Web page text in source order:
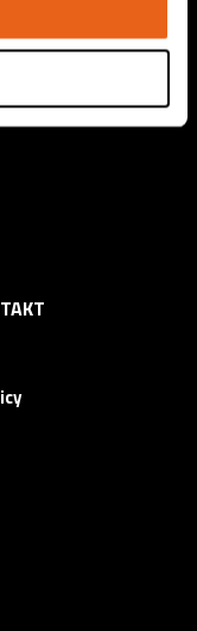
för proffs”, under
inom service,
reparation och